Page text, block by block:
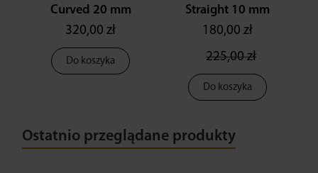
Curved 20 mm
320,00 zł
Do koszyka
Straight 10 mm
180,00 zł
225,00 zł
Do koszyka
Ostatnio przeglądane produkty